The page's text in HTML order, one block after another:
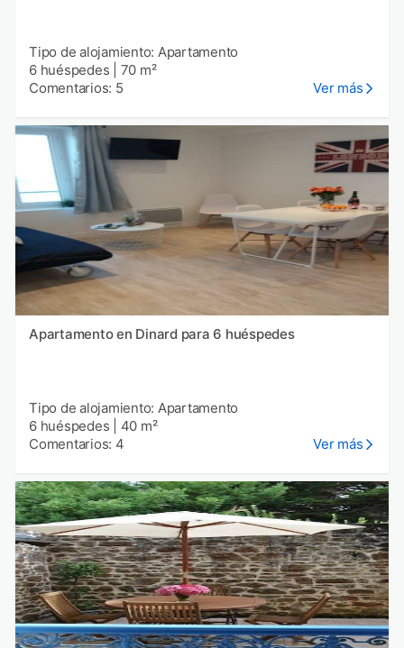
Tipo de alojamiento: Apartamento
6 huéspedes
70 m²
Comentarios: 5
Ver más
Apartamento en Dinard para 6 huéspedes
Tipo de alojamiento: Apartamento
6 huéspedes
40 m²
Comentarios: 4
Ver más